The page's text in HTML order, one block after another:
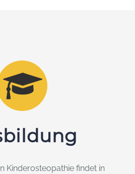
Kinderosteopathie findet in